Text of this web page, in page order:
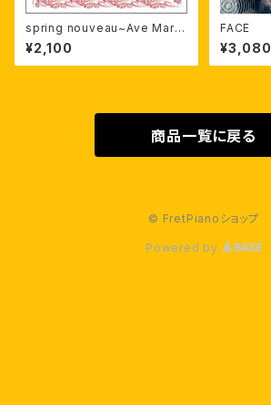
spring nouveau~Ave Maria
~
¥2,100
FACE
¥3,080
商品一覧に戻る
© FretPianoショップ
Powered by